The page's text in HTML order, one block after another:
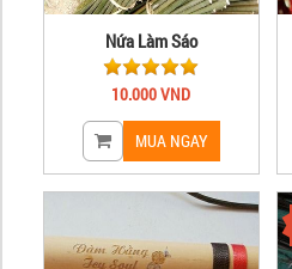
Nứa Làm Sáo
10.000 VND